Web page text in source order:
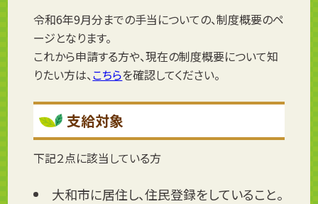
令和6年9月分までの手当についての、制度概要のペ
ージとなります。
これから申請する方や、現在の制度概要について知
りたい方は、こちらを確認してください。
支給対象
下記２点に該当している方
大和市に居住し、住民登録をしていること。